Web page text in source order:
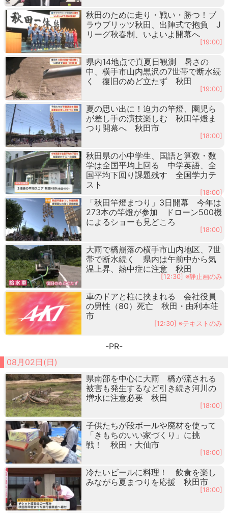
秋田のために走り・戦い・勝つ！ブ
ラウブリッツ秋田、出陣式で抱負 J
リーグ秋春制、いよいよ開幕へ
[19:00]
県内14地点で真夏日観測 暑さの
中、横手市山内黒沢の7世帯で断水続
く 復旧のめど立たず 秋田
[19:00]
夏の思い出に！迫力の竿燈、園児ら
が差し手の演技楽しむ 秋田竿燈ま
つり開幕へ 秋田市
[18:00]
秋田県の小中学生、国語と算数・数
学は全国平均上回る 中学英語、全
国平均下回り課題残す 全国学力テ
スト
[18:00]
「秋田竿燈まつり」3日開幕 今年は
273本の竿燈が参加 ドローン500機
によるショーも見どころ
[18:00]
大雨で橋崩落の横手市山内地区、7世
帯で断水続く 県内は午前中から気
温上昇、熱中症に注意 秋田
[12:30] ※静止画のみ
車のドアと柱に挟まれる 会社役員
の男性（80）死亡 秋田・由利本荘
市
[12:30] ※テキストのみ
-PR-
08月02日(日)
県南部を中心に大雨 橋が流される
被害も発生するなど引き続き河川の
増水に注意必要 秋田
[18:00]
子供たちが段ボールや廃材を使って
「きもちのいい家づくり」に挑
戦！ 秋田・大仙市
[18:00]
冷たいビールに料理！ 飲食を楽し
みながら夏まつりを応援 秋田市
[18:00]